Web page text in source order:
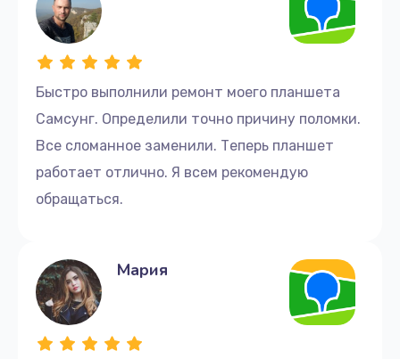
Быстро выполнили ремонт моего планшета
Самсунг. Определили точно причину поломки.
Все сломанное заменили. Теперь планшет
работает отлично. Я всем рекомендую
обращаться.
Мария